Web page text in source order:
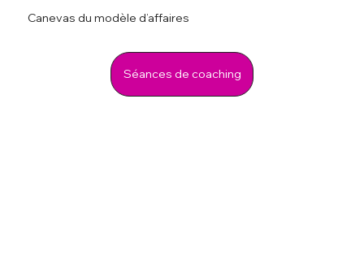
Canevas du modèle d’affaires
Séances de coaching